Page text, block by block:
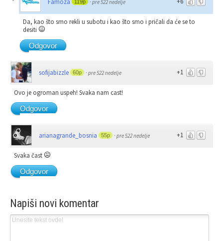
Famoza 119p · pre 522 nedelje
Da, kao što smo rekli u subotu i kao što smo i pričali da će se to
desiti
Odgovor
+1
sofijabizzle 60p · pre 522 nedelje
Ovo je ogroman uspeh! Svaka nam cast!
Odgovor
+1
arianagrande_bosnia 55p · pre 522 nedelje
Svaka čast
Odgovor
Napiši novi komentar